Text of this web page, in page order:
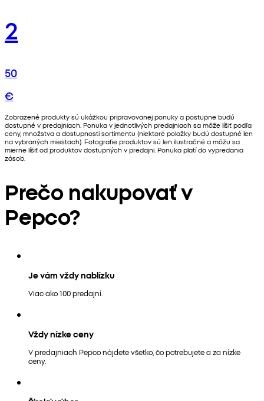
2
50
€
Zobrazené produkty sú ukážkou pripravovanej ponuky a postupne budú
dostupné v predajniach. Ponuka v jednotlivých predajniach sa môže líšiť podľa
ceny, množstva a dostupnosti sortimentu (niektoré položky budú dostupné len
na vybraných miestach). Fotografie produktov sú len ilustračné a môžu sa
mierne líšiť od produktov dostupných v predajni. Ponuka platí do vypredania
zásob.
Prečo nakupovať v
Pepco?
Je vám vždy nablízku
Viac ako 100 predajní.
Vždy nízke ceny
V predajniach Pepco nájdete všetko, čo potrebujete a za nízke
ceny.